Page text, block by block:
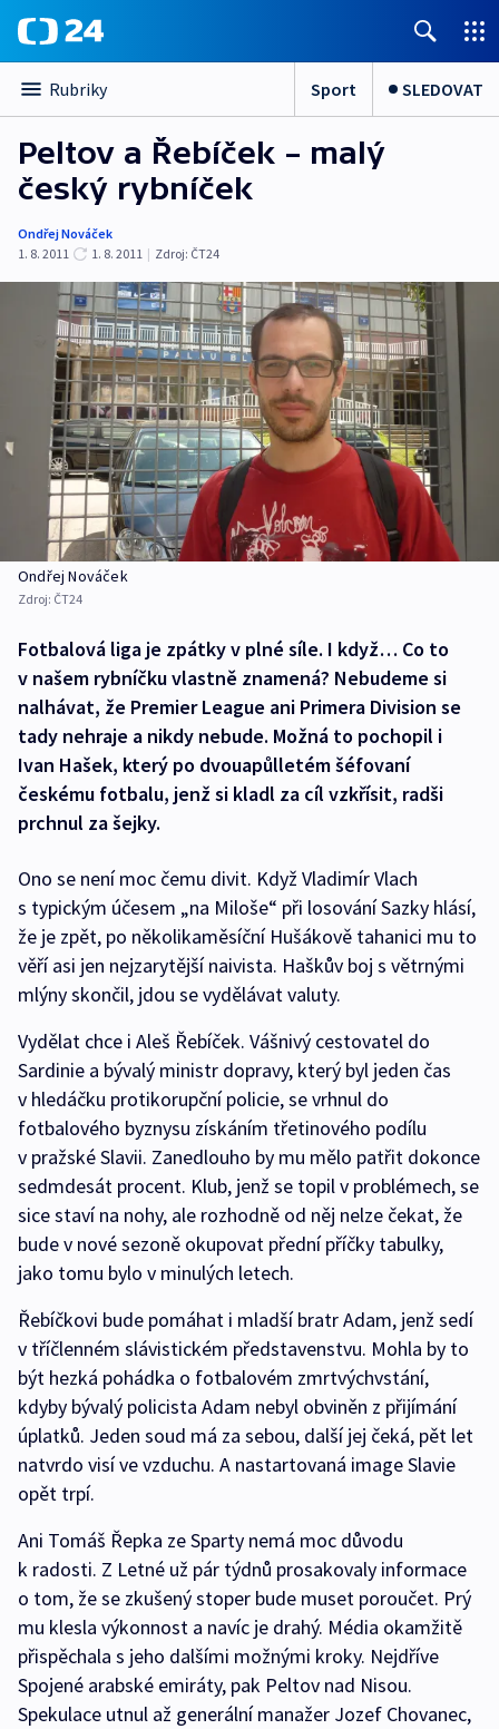
Rubriky Sport SLEDOVAT
Peltov a Řebíček – malý
český rybníček
Ondřej Nováček
1. 8. 2011
1. 8. 2011 | Zdroj: ČT24
Ondřej Nováček
Zdroj: ČT24
Fotbalová liga je zpátky v plné síle. I když… Co to
v našem rybníčku vlastně znamená? Nebudeme si
nalhávat, že Premier League ani Primera Division se
tady nehraje a nikdy nebude. Možná to pochopil i
Ivan Hašek, který po dvouapůlletém šéfovaní
českému fotbalu, jenž si kladl za cíl vzkřísit, radši
prchnul za šejky.
Ono se není moc čemu divit. Když Vladimír Vlach
s typickým účesem „na Miloše“ při losování Sazky hlásí,
že je zpět, po několikaměsíční Hušákově tahanici mu to
věří asi jen nejzarytější naivista. Haškův boj s větrnými
mlýny skončil, jdou se vydělávat valuty.
Vydělat chce i Aleš Řebíček. Vášnivý cestovatel do
Sardinie a bývalý ministr dopravy, který byl jeden čas
v hledáčku protikorupční policie, se vrhnul do
fotbalového byznysu získáním třetinového podílu
v pražské Slavii. Zanedlouho by mu mělo patřit dokonce
sedmdesát procent. Klub, jenž se topil v problémech, se
sice staví na nohy, ale rozhodně od něj nelze čekat, že
bude v nové sezoně okupovat přední příčky tabulky,
jako tomu bylo v minulých letech.
Řebíčkovi bude pomáhat i mladší bratr Adam, jenž sedí
v tříčlenném slávistickém představenstvu. Mohla by to
být hezká pohádka o fotbalovém zmrtvýchvstání,
kdyby bývalý policista Adam nebyl obviněn z přijímání
úplatků. Jeden soud má za sebou, další jej čeká, pět let
natvrdo visí ve vzduchu. A nastartovaná image Slavie
opět trpí.
Ani Tomáš Řepka ze Sparty nemá moc důvodu
k radosti. Z Letné už pár týdnů prosakovaly informace
o tom, že se zkušený stoper bude muset poroučet. Prý
mu klesla výkonnost a navíc je drahý. Média okamžitě
přispěchala s jeho dalšími možnými kroky. Nejdříve
Spojené arabské emiráty, pak Peltov nad Nisou.
Spekulace utnul až generální manažer Jozef Chovanec,